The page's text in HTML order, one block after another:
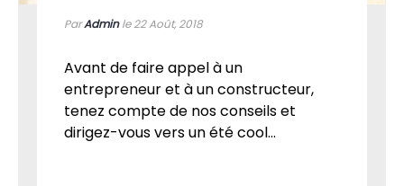
ParAdminle 22Août, 2018
Avant de faire appel à un
entrepreneur et à un constructeur,
tenez compte de nos conseils et
dirigez-vous vers un été cool...